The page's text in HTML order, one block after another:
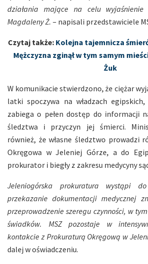
działania mające na celu wyjaśnienie
Magdaleny Ż. – napisali przedstawiciele
Czytaj także: Kolejna tajemnicza
Mężczyzna zginął w tym samym
Żuk
W komunikacie stwierdzono, że ciężar
latki spoczywa na władzach
zabiega o pełen dostęp do informacji
śledztwa i przyczyn jej śmierci.
również, że własne śledztwo prowadzi
Okręgowa w Jeleniej Górze, a do
prokurator i biegły z zakresu medycyny
Jeleniogórska prokuratura wystąpi
przekazanie dokumentacji medycznej
przeprowadzenie szeregu czynności, w
świadków. MSZ pozostaje w
kontakcie z Prokuraturą Okręgową w
dalej w oświadczeniu.